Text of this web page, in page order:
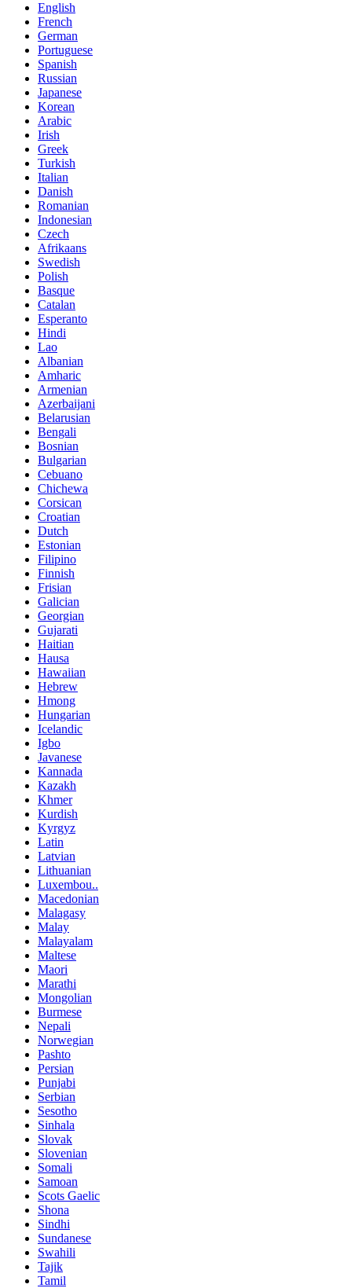
English
French
German
Portuguese
Spanish
Russian
Japanese
Korean
Arabic
Irish
Greek
Turkish
Italian
Danish
Romanian
Indonesian
Czech
Afrikaans
Swedish
Polish
Basque
Catalan
Esperanto
Hindi
Lao
Albanian
Amharic
Armenian
Azerbaijani
Belarusian
Bengali
Bosnian
Bulgarian
Cebuano
Chichewa
Corsican
Croatian
Dutch
Estonian
Filipino
Finnish
Frisian
Galician
Georgian
Gujarati
Haitian
Hausa
Hawaiian
Hebrew
Hmong
Hungarian
Icelandic
Igbo
Javanese
Kannada
Kazakh
Khmer
Kurdish
Kyrgyz
Latin
Latvian
Lithuanian
Luxembou..
Macedonian
Malagasy
Malay
Malayalam
Maltese
Maori
Marathi
Mongolian
Burmese
Nepali
Norwegian
Pashto
Persian
Punjabi
Serbian
Sesotho
Sinhala
Slovak
Slovenian
Somali
Samoan
Scots Gaelic
Shona
Sindhi
Sundanese
Swahili
Tajik
Tamil